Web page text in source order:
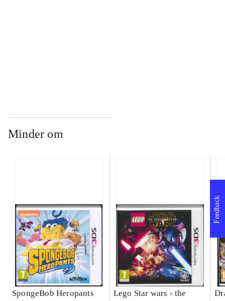
Minder om
SpongeBob Heropants
Lego Star wars - the
Feedback